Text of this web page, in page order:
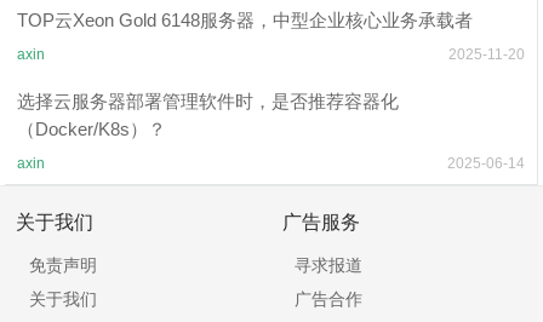
TOP云Xeon Gold 6148服务器，中型企业核心业务承载者
axin 2025-11-20
选择云服务器部署管理软件时，是否推荐容器化
（Docker/K8s）？
axin 2025-06-14
关于我们
免责声明
关于我们
广告服务
寻求报道
广告合作